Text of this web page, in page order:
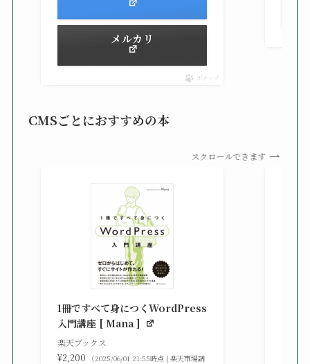
メルカリ
ポチップ
CMSごとにおすすめの本
スクロールできます
1冊ですべて身につくWordPress
入門講座 [ Mana ]
楽天ブックス
¥2,200
（2025/06/01 21:55時点 | 楽天市場調